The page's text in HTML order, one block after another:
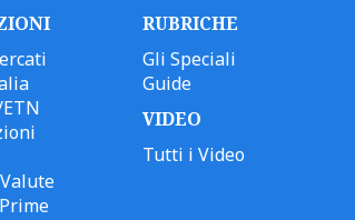
RUBRICHE
Gli Speciali
Guide
VIDEO
Tutti i Video